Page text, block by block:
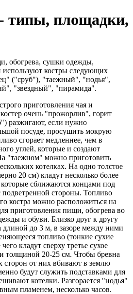
типы, площадки,
обогрева, сушки одежды,
используют костры следующих
("сруб"), "таежный", "нодья",
"звездный", "пирамида".
приготовления чая и
очень "прожорлив", горит
разжигают, если нужно
посуде, просушить мокрую
сгорает медленнее, чем в
углей, которые и создают
"таежном" можно приготовить
котелках. На одно толстое
20 см) кладут несколько более
сближаются концами под
подветренной стороны. Топливо
костра можно расположиться на
приготовления пищи, обогрева во
и обуви. Близко друг к другу
длиной до 3 м, в зазоре между ними
топливо (тонкие сухие
кладут сверху третье сухое
толщиной 20-25 см. Чтобы бревна
сторон от них вбивают в землю
будут служить подставками для
котелки. Разгорается "нодья"
пламенем, несколько часов.